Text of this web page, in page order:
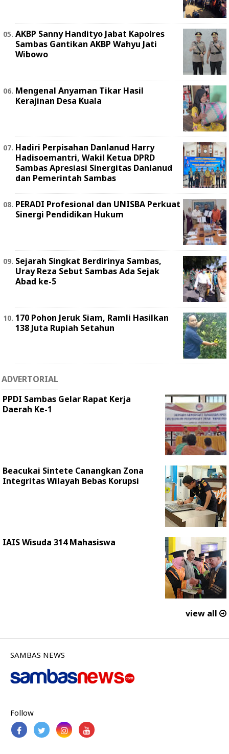
AKBP Sanny Handityo Jabat Kapolres
Sambas Gantikan AKBP Wahyu Jati
Wibowo
Mengenal Anyaman Tikar Hasil
Kerajinan Desa Kuala
Hadiri Perpisahan Danlanud Harry
Hadisoemantri, Wakil Ketua DPRD
Sambas Apresiasi Sinergitas Danlanud
dan Pemerintah Sambas
PERADI Profesional dan UNISBA Perkuat
Sinergi Pendidikan Hukum
Sejarah Singkat Berdirinya Sambas,
Uray Reza Sebut Sambas Ada Sejak
Abad ke-5
170 Pohon Jeruk Siam, Ramli Hasilkan
138 Juta Rupiah Setahun
ADVERTORIAL
PPDI Sambas Gelar Rapat Kerja
Daerah Ke-1
Beacukai Sintete Canangkan Zona
Integritas Wilayah Bebas Korupsi
IAIS Wisuda 314 Mahasiswa
view all
SAMBAS NEWS
Follow